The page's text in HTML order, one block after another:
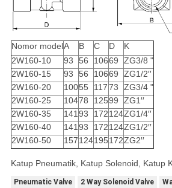
Nomor modelA B C D
K
2W160-10
93 56 10669
ZG3/8 "
2W160-15
93 56 10669
ZG1/2′′
2W160-20
10055 11773
ZG3/4 "
2W160-25
10478 12599
ZG1′′
2W160-35
141 93 172124ZG1/4′′
2W160-40
141 93 172124ZG1/2′′
2W160-50
157124195172ZG2′′
Katup Pneumatik, Katup Solenoid, Katup
Pneumatic Valve 2 Way Solenoid Valve